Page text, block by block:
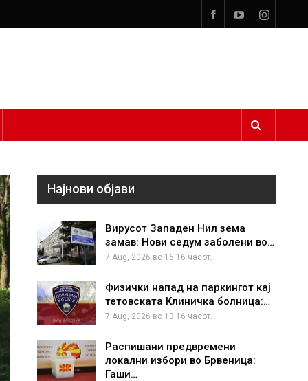
Најнови објави
Вирусот Западен Нил зема
замав: Нови седум заболени во…
7 Aug, 2026 во 16:16 часот.
Физички напад на паркингот кај
тетовската Клиничка болница:…
7 Aug, 2026 во 13:16 часот.
Распишани предвремени
локални избори во Брвеница:
Гаши…